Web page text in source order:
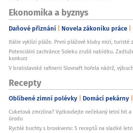
Ekonomika a byznys
Daňové přiznání Novela zákoníku práce
Itálie vyklízí pláže. První plážové kluby mizí, turisté
Potenciální zachránce Soleku zrušil nabídku.
konkurz
V bratislavské rafinerii Slovnaft hořela nádrž,
Recepty
Oblíbené zimní polévky Domácí pekárny
Cuketová zmrzlina? Vyzkoušejte nečekaný letní hit
úrodu
Rychlé buchty s broskvemi: 5 receptů na sladké